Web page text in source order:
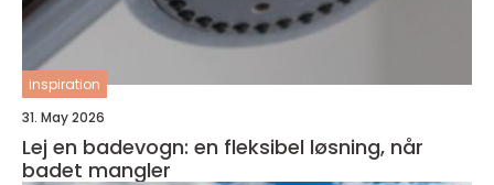
inspiration
31. May 2026
Lej en badevogn: en fleksibel løsning, når
badet mangler